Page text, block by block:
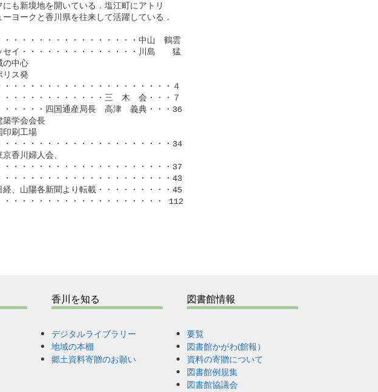
いている．塩江町にアトリ
県を往来して活躍している．
・・・・・・・・・・・・・・・中山　鶴雲
イ・・・・・・・・・・・・・・川島　　猛
の中心
ス発
・・・・・・・・・・・・・・・・４
・・・・・・・・・・・三　木　会・・・７
・・・・四国通産局長　高津　義典・・・36
築学会会長
工場
・・・・・・・・・・・・・・・・34
香川婦人会、
・・・・・・・・・・・・・・・37
・・・・・・・・・・・・・・・・・・・43
、山陽各新聞より転載・・・・・・・・・45
・・・・・・・・・・・・・・・・・・ 112
香川を知る
デジタルライブラリー
地域の本棚
郷土資料寄贈のお願い
図書館情報
要覧
図書館かがわ(館報）
資料の寄贈について
図書館例規集
図書館協議会